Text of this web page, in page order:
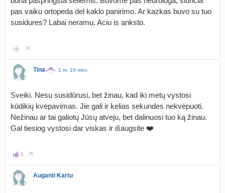
pas vaiku ortopeda del kaklo panirimo. Ar kazkas buvo su tuo
susidures? Labai neramu. Aciu is anksto.
Tina 1 m. 10 mėn.
Sveiki. Nesu susidūrusi, bet žinau, kad iki metų vystosi
kūdikių kvėpavimas. Jie gali ir kelias sekundes nekvėpuoti.
Nežinau ar tai galiotų Jūsų atveju, bet dalinuosi tuo ką žinau.
Gal tiesiog vystosi dar viskas ir išaugsite ❤️
1
Auganti Kartu